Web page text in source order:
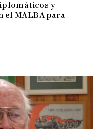
y
el MALBA para